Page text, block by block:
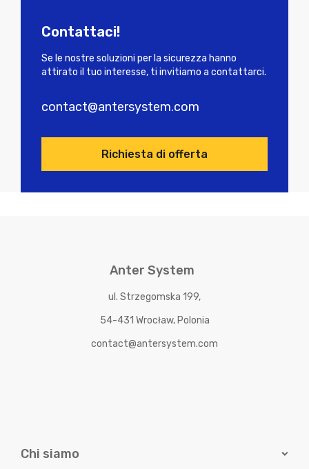
Contattaci!
Se le nostre soluzioni per la sicurezza hanno
attirato il tuo interesse, ti invitiamo a contattarci.
contact@antersystem.com
Richiesta di offerta
Anter System
ul. Strzegomska 199,
54-431 Wrocław, Polonia
contact@antersystem.com
Chi siamo